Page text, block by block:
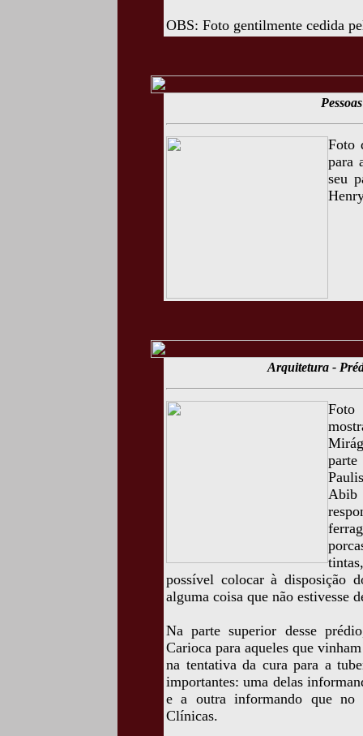
OBS: Foto gentilmente cedida
Foto
para
seu
Arquitetura -
Foto
parte
possível colocar à disposição
alguma coisa que não estivesse
Na parte superior desse
Carioca para aqueles que
na tentativa da cura para a
importantes: uma delas
e a outra informando que no
Clínicas.